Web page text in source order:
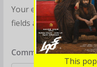
Your email address
fields are marked *
Comment*
This